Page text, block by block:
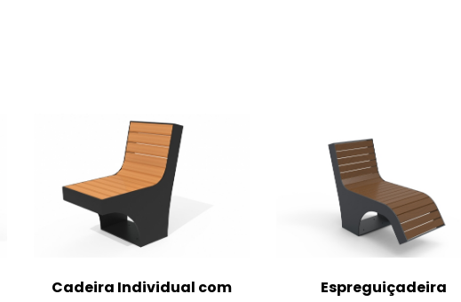
Cadeira Individual com
Espreguiçadeira